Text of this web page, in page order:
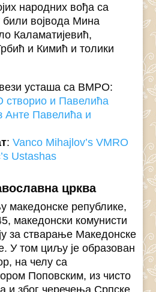
народних вођа са
били војвода Мина
Каламатијевић,
и Кимић и толики
усташа са ВМРО:
и Павелића
Анте Павелића и
: Vanco Mihajlov’s VMRO
Ustashas
црква
македонске републике,
македонски комунисти
за стварање Македонске
У том циљу је образован
на челу са
Поповским, из чисто